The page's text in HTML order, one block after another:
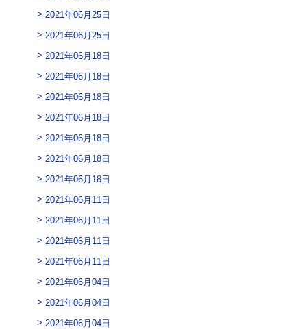
2021年06月25日
2021年06月25日
2021年06月18日
2021年06月18日
2021年06月18日
2021年06月18日
2021年06月18日
2021年06月18日
2021年06月18日
2021年06月11日
2021年06月11日
2021年06月11日
2021年06月11日
2021年06月04日
2021年06月04日
2021年06月04日